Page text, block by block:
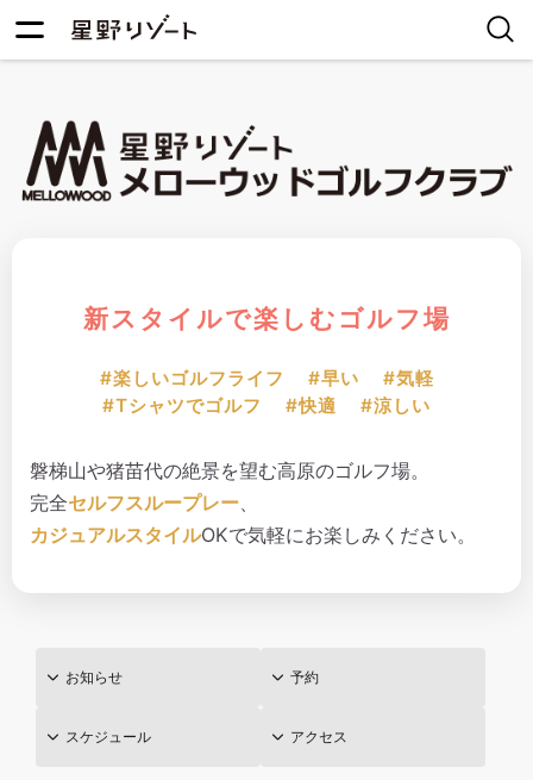
新スタイルで楽しむゴルフ場
#楽しいゴルフライフ #早い
#気軽
#Tシャツでゴルフ
#快適 #涼しい
磐梯山や猪苗代の絶景を望む高原のゴルフ場。
完全セルフスループレー
カジュアルスタイルOKで気軽にお楽しみください。
お知らせ 予約
スケジュール アクセス